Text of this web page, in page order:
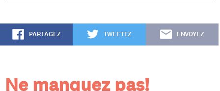
PARTAGEZ TWEETEZ ENVOYEZ
Ne manquez pas!